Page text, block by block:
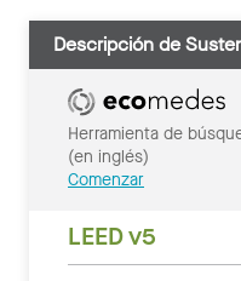
Descripción de
Herramienta de
(en inglés)
Comenzar
LEED v5